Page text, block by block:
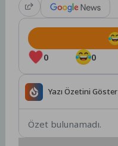
0 0
Yazı Özetini Göster
Özet bulunamadı.